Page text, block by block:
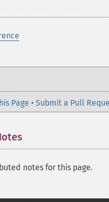
Page • Submit a Pull
notes for this page.